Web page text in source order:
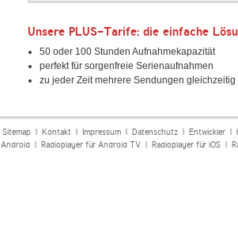
Unsere PLUS-Tarife: die einfache
50 oder 100 Stunden Aufnahmekapazität
perfekt für sorgenfreie Serienaufnahmen
zu jeder Zeit mehrere Sendungen
Sitemap| Kontakt| Impressum| Datenschutz| Entwickler|
| Radioplayer für Android TV| Radioplayer für iOS|